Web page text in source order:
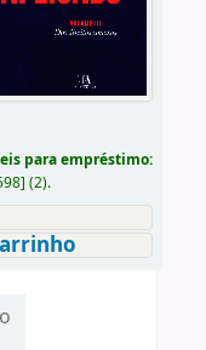
para empréstimo:
] (2).